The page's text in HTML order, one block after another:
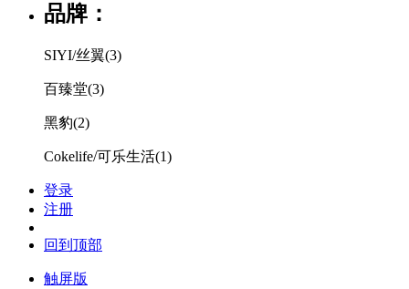
品牌：
SIYI/丝翼(3)
百臻堂(3)
黑豹(2)
Cokelife/可乐生活(1)
登录
注册
回到顶部
触屏版